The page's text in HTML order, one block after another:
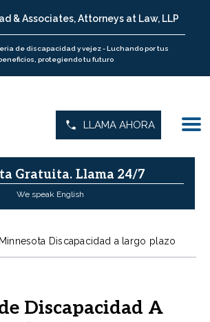
& Associates, Attorneys at Law, LLP
de discapacidad y vejez - Luchando por tus
protegiendo tu futuro
LLAMA AHORA
Gratuita. Llama 24/7
We speak English
Discapacidad a largo plazo
Discapacidad A